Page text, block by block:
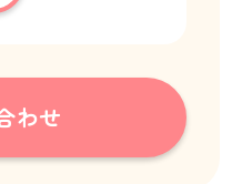
わせ